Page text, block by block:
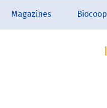
Magazines Biocoop